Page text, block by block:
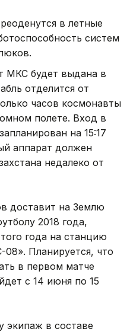
в летные
систем
МКС будет выдана в
отделится от
часов космонавты
полете. Вход в
на 15:17
аппарат должен
недалеко от
доставит на Землю
2018 года,
года на станцию
Планируется, что
в первом матче
с 14 июня по 15
в составе